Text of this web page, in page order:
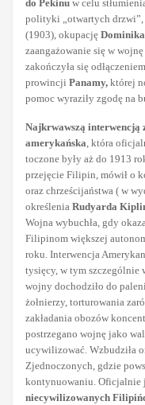
do Pekinu w celu
polityki „otwartych
(1903), okupację
zaangażowanie się w
zakończyła się
prowincji Panamy, której
pomoc wyraziły zgodę na
Najkrwawszą interwencją
amerykańska, która
toczone były aż do 1913
przejęcie Filipin, mówił o
oraz chrześcijaństwa ( w
określenia Rudyarda
Wojna wybuchła, gdy
Filipinom większej
roku. Interwencja
tysięcy, w tym szczególnie
wojny dochodziło do
żołnierzy, torturowania
zakładania obozów
postrzegano wojnę jako
ucywilizować. Wzbudziła
Zjednoczonych, gdzie
kontynuowaniu. Oficjalnie
niecywilizowanych